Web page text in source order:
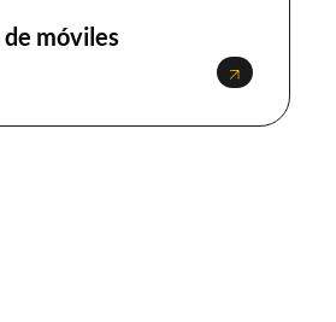
móviles